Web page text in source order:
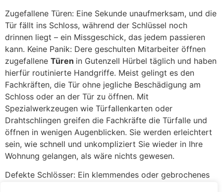
Zugefallene Türen: Eine Sekunde unaufmerksam, und die
Tür fällt ins Schloss, während der Schlüssel noch
drinnen liegt – ein Missgeschick, das jedem passieren
kann. Keine Panik: Dere geschulten Mitarbeiter öffnen
zugefallene Türen in Gutenzell Hürbel täglich und haben
hierfür routinierte Handgriffe. Meist gelingt es den
Fachkräften, die Tür ohne jegliche Beschädigung am
Schloss oder an der Tür zu öffnen. Mit
Spezialwerkzeugen wie Türfallenkarten oder
Drahtschlingen greifen die Fachkräfte die Türfalle und
öffnen in wenigen Augenblicken. Sie werden erleichtert
sein, wie schnell und unkompliziert Sie wieder in Ihre
Wohnung gelangen, als wäre nichts gewesen.
Defekte Schlösser: Ein klemmendes oder gebrochenes